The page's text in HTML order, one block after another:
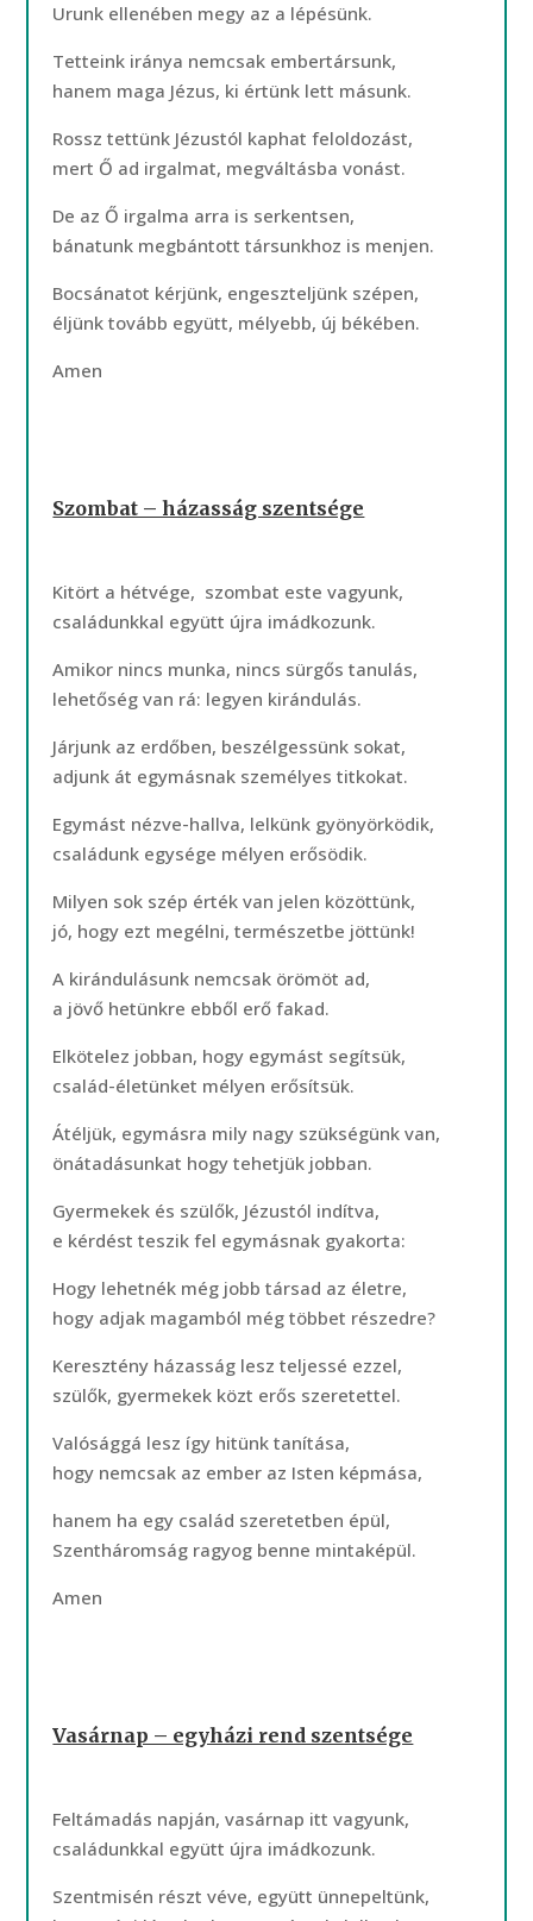
Urunk ellenében megy az a lépésünk.
Tetteink iránya nemcsak embertársunk,
hanem maga Jézus, ki értünk lett másunk.
Rossz tettünk Jézustól kaphat feloldozást,
mert Ő ad irgalmat, megváltásba vonást.
De az Ő irgalma arra is serkentsen,
bánatunk megbántott társunkhoz is menjen.
Bocsánatot kérjünk, engeszteljünk szépen,
éljünk tovább együtt, mélyebb, új békében.
Amen
Szombat – házasság szentsége
Kitört a hétvége, szombat este vagyunk,
családunkkal együtt újra imádkozunk.
Amikor nincs munka, nincs sürgős tanulás,
lehetőség van rá: legyen kirándulás.
Járjunk az erdőben, beszélgessünk sokat,
adjunk át egymásnak személyes titkokat.
Egymást nézve-hallva, lelkünk gyönyörködik,
családunk egysége mélyen erősödik.
Milyen sok szép érték van jelen közöttünk,
jó, hogy ezt megélni, természetbe jöttünk!
A kirándulásunk nemcsak örömöt ad,
a jövő hetünkre ebből erő fakad.
Elkötelez jobban, hogy egymást segítsük,
család-életünket mélyen erősítsük.
Átéljük, egymásra mily nagy szükségünk van,
önátadásunkat hogy tehetjük jobban.
Gyermekek és szülők, Jézustól indítva,
e kérdést teszik fel egymásnak gyakorta:
Hogy lehetnék még jobb társad az életre,
hogy adjak magamból még többet részedre?
Keresztény házasság lesz teljessé ezzel,
szülők, gyermekek közt erős szeretettel.
Valósággá lesz így hitünk tanítása,
hogy nemcsak az ember az Isten képmása,
hanem ha egy család szeretetben épül,
Szentháromság ragyog benne mintaképül.
Amen
Vasárnap – egyházi rend szentsége
Feltámadás napján, vasárnap itt vagyunk,
családunkkal együtt újra imádkozunk.
Szentmisén részt véve, együtt ünnepeltünk,